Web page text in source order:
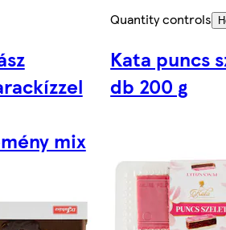
Quantity controls
mix
Kata puncs
db 200 g